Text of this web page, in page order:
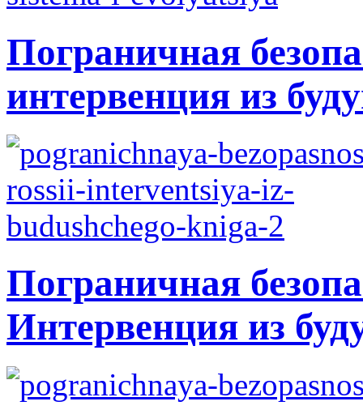
Пограничная
интервенция из
Пограничная
Интервенция из